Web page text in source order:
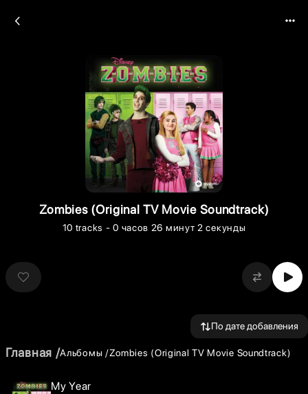
Zombies (Original TV Movie Soundtrack)
10 tracks - 0 часов 26 минут 2 секунды
По дате добавления
Главная Альбомы Zombies (Original TV Movie Soundtrack)
My Year